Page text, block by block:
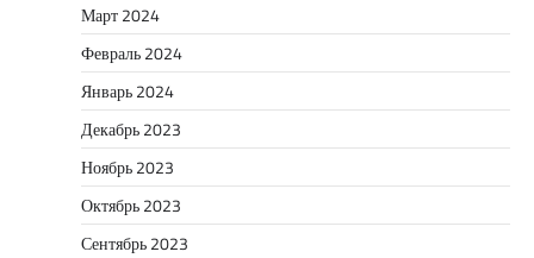
Март 2024
Февраль 2024
Январь 2024
Декабрь 2023
Ноябрь 2023
Октябрь 2023
Сентябрь 2023